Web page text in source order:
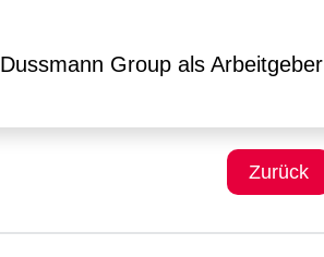
Dussmann Group als Arbeitgeber
Zurück